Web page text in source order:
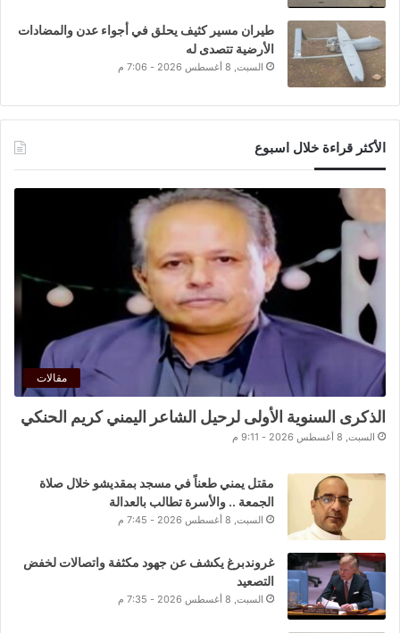
طيران مسير كثيف يحلق في أجواء عدن والمضادات
الأرضية تتصدى له
السبت, 8 أغسطس 2026 - 7:06 م
الأكثر قراءة خلال اسبوع
مقالات
الذكرى السنوية الأولى لرحيل الشاعر اليمني كريم الحنكي
السبت, 8 أغسطس 2026 - 9:11 م
مقتل يمني طعناً في مسجد بمقديشو خلال صلاة
الجمعة .. والأسرة تطالب بالعدالة
السبت, 8 أغسطس 2026 - 7:45 م
غروندبرغ يكشف عن جهود مكثفة واتصالات لخفض
التصعيد
السبت, 8 أغسطس 2026 - 7:35 م